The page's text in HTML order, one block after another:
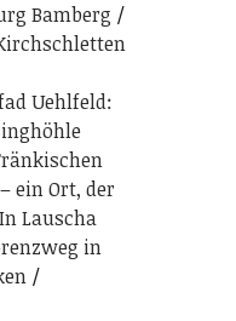
Bamberg
Uehlfeld:
ein Ort, der
In Lauscha
in